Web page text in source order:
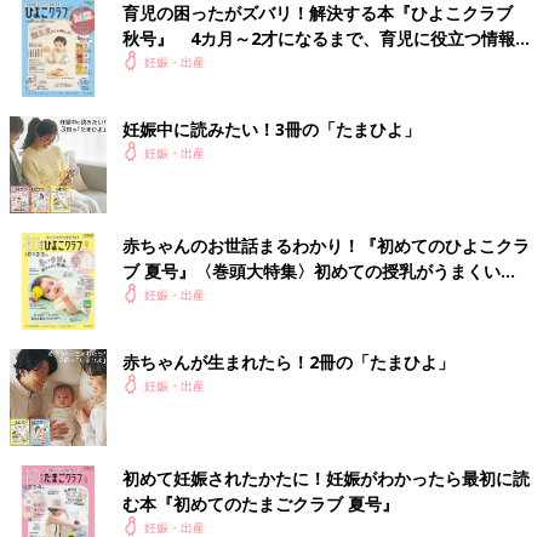
育児の困ったがズバリ！解決する本『ひよこクラブ
秋号』 4カ月～2才になるまで、育児に役立つ情報が
いっぱい！
妊娠・出産
妊娠中に読みたい！3冊の「たまひよ」
妊娠・出産
赤ちゃんのお世話まるわかり！『初めてのひよこクラ
ブ 夏号』〈巻頭大特集〉初めての授乳がうまくい
く！ おっぱい・ミルクの基本と夏のトラブル 解決テ
妊娠・出産
赤ちゃんが生まれたら！2冊の「たまひよ」
妊娠・出産
初めて妊娠されたかたに！妊娠がわかったら最初に読
む本『初めてのたまごクラブ 夏号』
妊娠・出産